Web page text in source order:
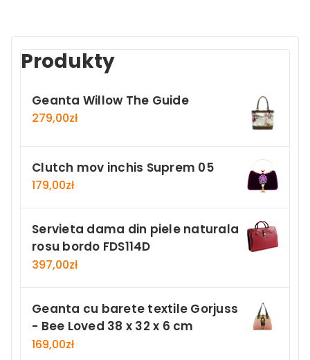
Produkty
Geanta Willow The Guide
279,00zł
Clutch mov inchis Suprem 05
179,00zł
Servieta dama din piele naturala
rosu bordo FDS114D
397,00zł
Geanta cu barete textile Gorjuss
- Bee Loved 38 x 32 x 6 cm
169,00zł